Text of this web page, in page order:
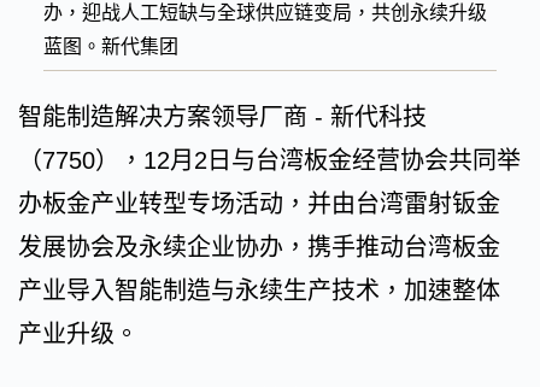
办，迎战人工短缺与全球供应链变局，共创永续升级
蓝图。新代集团
智能制造解决方案领导厂商 - 新代科技
（7750），12月2日与台湾板金经营协会共同举
办板金产业转型专场活动，并由台湾雷射钣金
发展协会及永续企业协办，携手推动台湾板金
产业导入智能制造与永续生产技术，加速整体
产业升级。